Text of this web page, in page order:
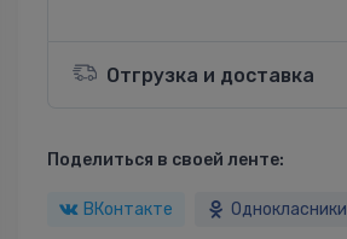
Отгрузка и доставка
Поделиться в своей ленте:
ВКонтакте Однокласники